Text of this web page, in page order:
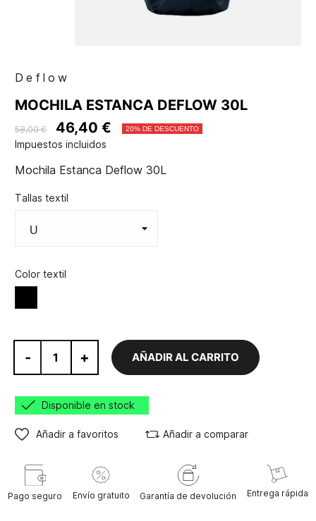
Deflow
MOCHILA ESTANCA DEFLOW 30L
58,00 € 46,40 € 20% DE DESCUENTO
Impuestos incluidos
Mochila Estanca Deflow 30L
Tallas textil
Color textil
- + AÑADIR AL CARRITO
Disponible en stock
Añadir a favoritos Añadir a comparar
Pago seguro Envío gratuito Garantía de devolución Entrega rápida